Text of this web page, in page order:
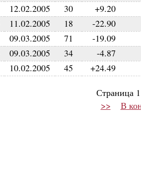
12.02.2005 30 +9.20
11.02.2005 18 -22.90
09.03.2005 71 -19.09
09.03.2005 34 -4.87
10.02.2005 45 +24.49
Страница
>>
В